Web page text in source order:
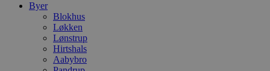
Byer
Blokhus
Løkken
Lønstrup
Hirtshals
Aabybro